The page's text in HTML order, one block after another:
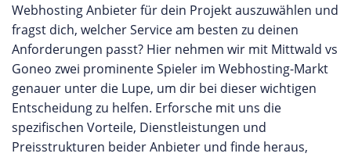
Webhosting Anbieter für dein Projekt auszuwählen und
fragst dich, welcher Service am besten zu deinen
Anforderungen passt? Hier nehmen wir mit Mittwald vs
Goneo zwei prominente Spieler im Webhosting-Markt
genauer unter die Lupe, um dir bei dieser wichtigen
Entscheidung zu helfen. Erforsche mit uns die
spezifischen Vorteile, Dienstleistungen und
Preisstrukturen beider Anbieter und finde heraus,